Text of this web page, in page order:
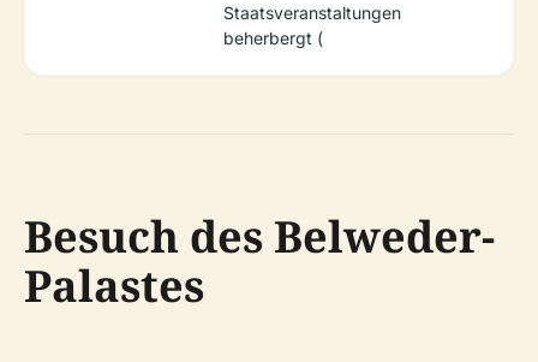
Staatsveranstaltungen
beherbergt (
Besuch des Belweder-
Palastes